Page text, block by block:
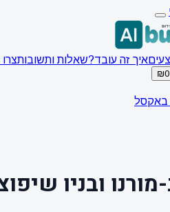
איך זה עובד?שאלות ותשובות
₪0
באקסל
ובניו